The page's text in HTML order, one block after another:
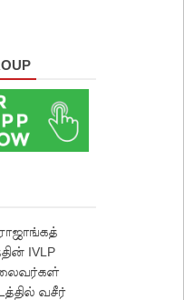
IVLP
வசீர்